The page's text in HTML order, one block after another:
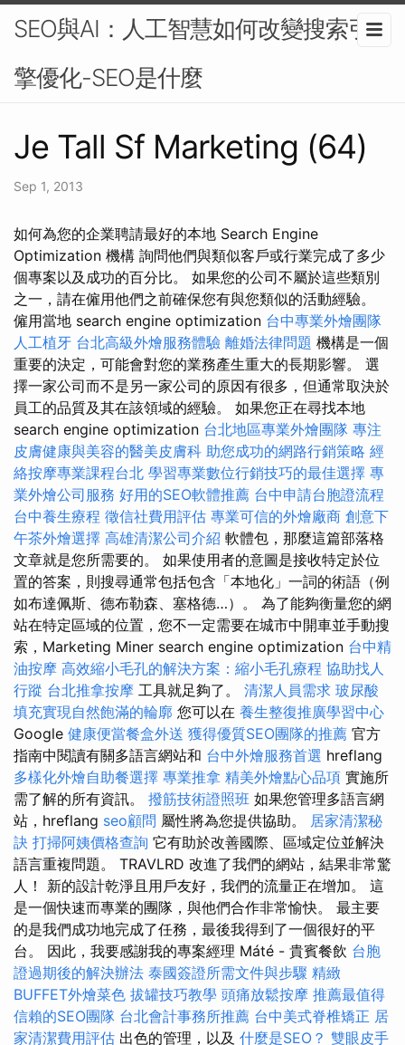
SEO與AI：人工智慧如何改變搜索引
擎優化-SEO是什麼
Je Tall Sf Marketing (64)
Sep 1, 2013
如何為您的企業聘請最好的本地 Search Engine
Optimization 機構 詢問他們與類似客戶或行業完成了多少
個專案以及成功的百分比。 如果您的公司不屬於這些類別
之一，請在僱用他們之前確保您有與您類似的活動經驗。
僱用當地 search engine optimization 台中專業外燴團隊
人工植牙 台北高級外燴服務體驗 離婚法律問題 機構是一個
重要的決定，可能會對您的業務產生重大的長期影響。 選
擇一家公司而不是另一家公司的原因有很多，但通常取決於
員工的品質及其在該領域的經驗。 如果您正在尋找本地
search engine optimization 台北地區專業外燴團隊 專注
皮膚健康與美容的醫美皮膚科 助您成功的網路行銷策略 經
絡按摩專業課程台北 學習專業數位行銷技巧的最佳選擇 專
業外燴公司服務 好用的SEO軟體推薦 台中申請台胞證流程
台中養生療程 徵信社費用評估 專業可信的外燴廠商 創意下
午茶外燴選擇 高雄清潔公司介紹 軟體包，那麼這篇部落格
文章就是您所需要的。 如果使用者的意圖是接收特定於位
置的答案，則搜尋通常包括包含「本地化」一詞的術語（例
如布達佩斯、德布勒森、塞格德…）。 為了能夠衡量您的網
站在特定區域的位置，您不一定需要在城市中開車並手動搜
索，Marketing Miner search engine optimization 台中精
油按摩 高效縮小毛孔的解決方案：縮小毛孔療程 協助找人
行蹤 台北推拿按摩 工具就足夠了。 清潔人員需求 玻尿酸
填充實現自然飽滿的輪廓 您可以在 養生整復推廣學習中心
Google 健康便當餐盒外送 獲得優質SEO團隊的推薦 官方
指南中閱讀有關多語言網站和 台中外燴服務首選 hreflang
多樣化外燴自助餐選擇 專業推拿 精美外燴點心品項 實施所
需了解的所有資訊。 撥筋技術證照班 如果您管理多語言網
站，hreflang seo顧問 屬性將為您提供協助。 居家清潔秘
訣 打掃阿姨價格查詢 它有助於改善國際、區域定位並解決
語言重複問題。 TRAVLRD 改進了我們的網站，結果非常驚
人！ 新的設計乾淨且用戶友好，我們的流量正在增加。 這
是一個快速而專業的團隊，與他們合作非常愉快。 最主要
的是我們成功地完成了任務，最後我得到了一個很好的平
台。 因此，我要感謝我的專案經理 Máté - 貴賓餐飲 台胞
證過期後的解決辦法 泰國簽證所需文件與步驟 精緻
BUFFET外燴菜色 拔罐技巧教學 頭痛放鬆按摩 推薦最值得
信賴的SEO團隊 台北會計事務所推薦 台中美式脊椎矯正 居
家清潔費用評估 出色的管理，以及 什麼是SEO？ 雙眼皮手